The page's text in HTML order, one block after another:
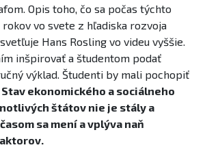
Opis toho, čo sa počas týchto
rokov vo svete z hľadiska rozvoja
Hans Rosling vo videu vyššie.
inšpirovať a študentom podať
výklad. Študenti by mali pochopiť
Stav ekonomického a sociálneho
štátov nie je stály a
sa mení a vplýva naň